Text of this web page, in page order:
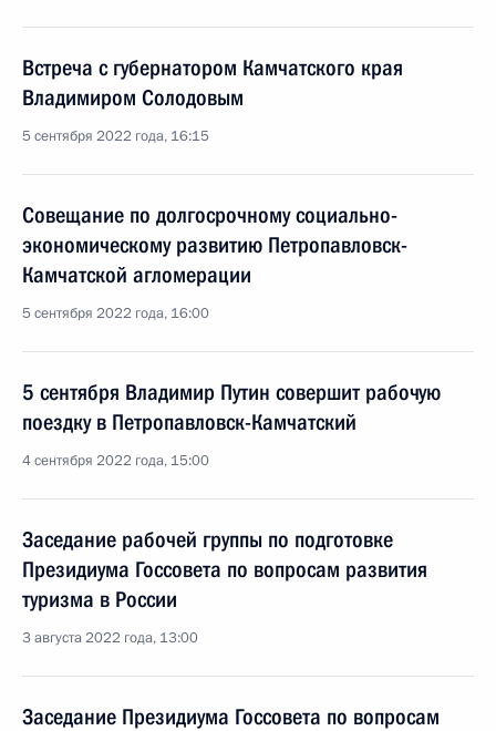
Встреча с губернатором Камчатского края
Владимиром Солодовым
5 сентября 2022 года, 16:15
Совещание по долгосрочному социально-
экономическому развитию Петропавловск-
Камчатской агломерации
5 сентября 2022 года, 16:00
5 сентября Владимир Путин совершит рабочую
поездку в Петропавловск-Камчатский
4 сентября 2022 года, 15:00
Заседание рабочей группы по подготовке
Президиума Госсовета по вопросам развития
туризма в России
3 августа 2022 года, 13:00
Заседание Президиума Госсовета по вопросам